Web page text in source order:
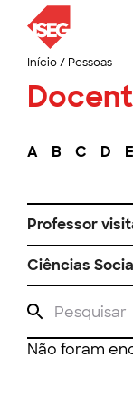
Início/ Pessoas
A B C D E
Professor
Ciências
Não foram